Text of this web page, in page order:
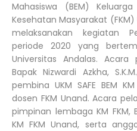
Mahasiswa (BEM)
Kesehatan Masyarakat
melaksanakan kegiatan
periode 2020 yang
Universitas Andalas.
Bapak Nizwardi Azkha,
pembina UKM SAFE BEM
dosen FKM Unand. Acara
pimpinan lembaga KM FKM,
KM FKM Unand, serta